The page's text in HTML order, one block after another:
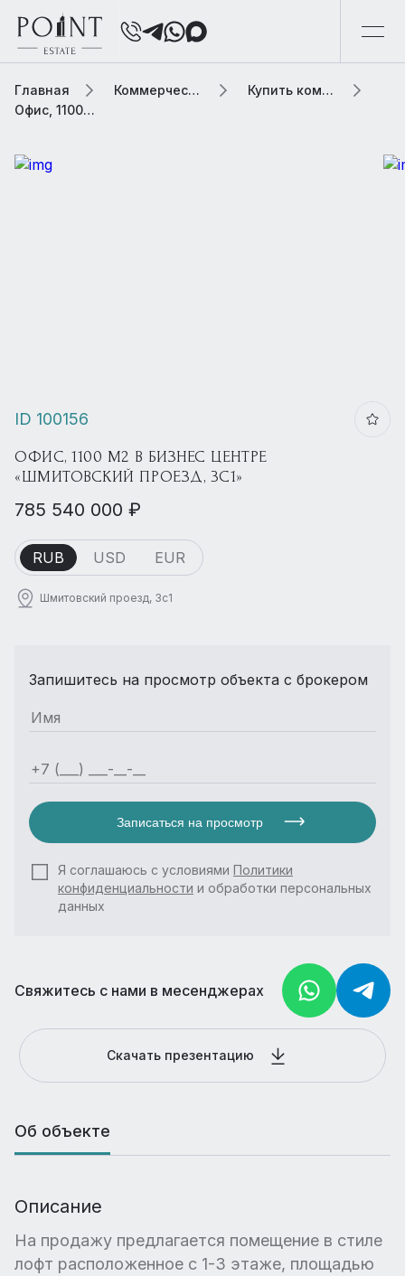
Главная Коммерческая элитная недвижимость
Купить коммерческую недвижимость
Офис, 1100 м2 В бизнес центре «Шмитовский проезд, 3с1»
ID 100156
ОФИС, 1100 М2 В БИЗНЕС ЦЕНТРЕ
«ШМИТОВСКИЙ ПРОЕЗД, 3С1»
785 540 000 ₽
RUB USD EUR
Шмитовский проезд, 3с1
Запишитесь на просмотр объекта с брокером
Записаться на просмотр
Я соглашаюсь с условиями Политики
конфиденциальности и обработки персональных
данных
Свяжитесь с нами в месенджерах
Скачать презентацию
Об объекте
Описание
На продажу предлагается помещение в стиле
лофт расположенное с 1-3 этаже, площадью